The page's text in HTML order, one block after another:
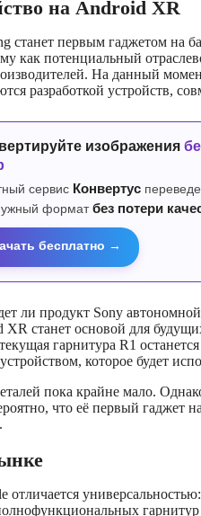
на Android XR
станет первым гаджетом на
как потенциальный
На данный
разработкой устройств,
изображения
сервис Конвертус
формат без потери
бесплатно →
ли продукт Sony
станет основой для
гарнитура R1
которое будет
пока крайне мало.
что её первый гаджет
отличается